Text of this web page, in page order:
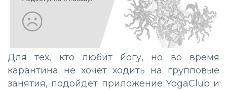
Для тех, кто любит йогу, но во время
карантина не хочет ходить на групповые
занятия, подойдет приложение YogaClub и